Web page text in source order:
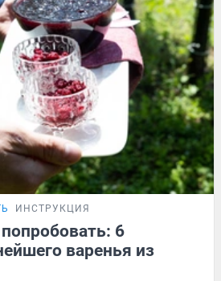
ИНСТРУКЦИЯ
6
варенья из